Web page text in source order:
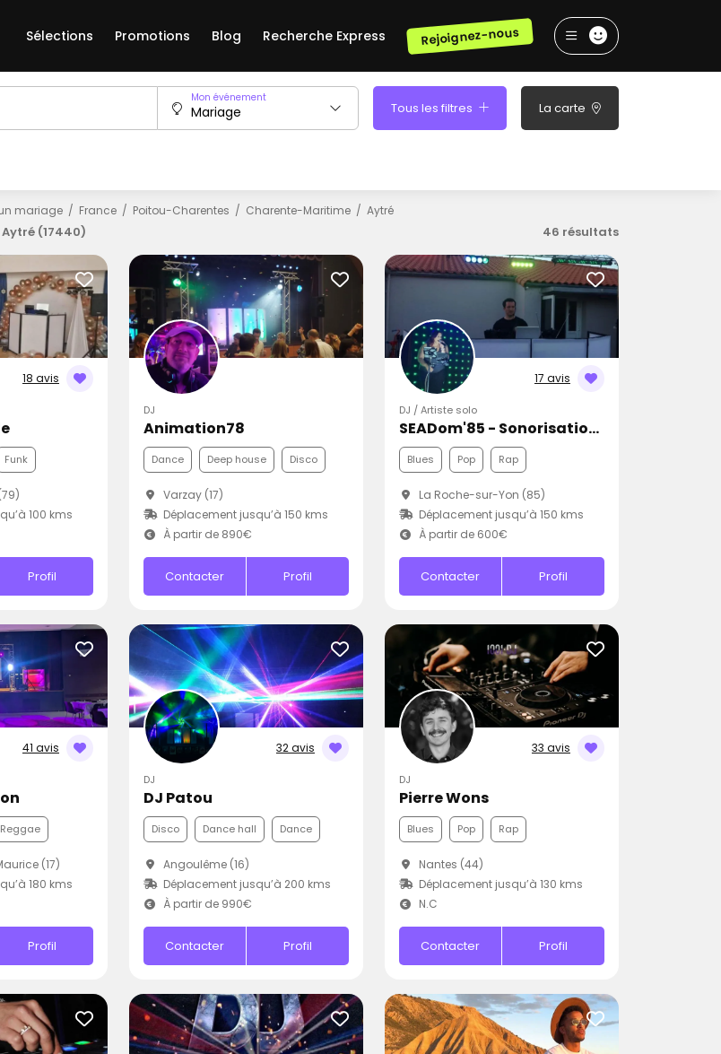
Sélections Promotions Blog Recherche Express Rejoignez-nous
Mon événement
Tous les filtres La carte
mariage France Poitou-Charentes Charente-Maritime Aytré
(17440) 46 résultats
18 avis
Funk
100 kms
Profil
DJ
Animation78
Dance Deep house Disco
Varzay (17)
Déplacement jusqu’à 150 kms
À partir de 890€
Contacter Profil
17 avis
DJ / Artiste solo
SEADom'85 - Sonorisation Eclairage et Animation d'événements
Blues Pop Rap
La Roche-sur-Yon (85)
Déplacement jusqu’à 150 kms
À partir de 600€
Contacter Profil
41 avis
Reggae
(17)
180 kms
Profil
32 avis
DJ
DJ Patou
Disco Dance hall Dance
Angoulême (16)
Déplacement jusqu’à 200 kms
À partir de 990€
Contacter Profil
33 avis
DJ
Pierre Wons
Blues Pop Rap
Nantes (44)
Déplacement jusqu’à 130 kms
N.C
Contacter Profil